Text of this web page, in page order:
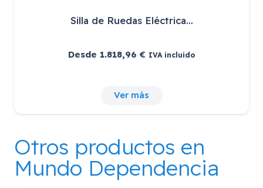
Silla de Ruedas Eléctrica…
Desde 1.818,96€ IVA incluido
Ver más
Otros productos en
Mundo Dependencia